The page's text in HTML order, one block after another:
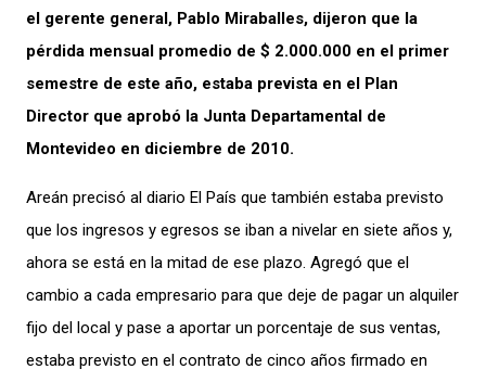
el gerente general, Pablo Miraballes, dijeron que la
pérdida mensual promedio de $ 2.000.000 en el primer
semestre de este año, estaba prevista en el Plan
Director que aprobó la Junta Departamental de
Montevideo en diciembre de 2010.
Areán precisó al diario El País que también estaba previsto
que los ingresos y egresos se iban a nivelar en siete años y,
ahora se está en la mitad de ese plazo. Agregó que el
cambio a cada empresario para que deje de pagar un alquiler
fijo del local y pase a aportar un porcentaje de sus ventas,
estaba previsto en el contrato de cinco años firmado en